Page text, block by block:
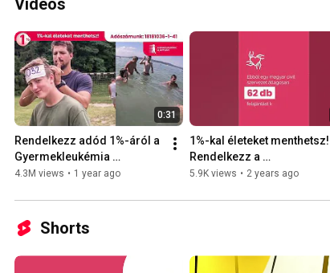
Videos
0:31
Rendelkezz adód 1%-áról a
Gyermekleukémia
Alapítvány számára! 💗
4.3M views • 1 year ago
1%-kal életeket menthetsz!
Rendelkezz a
Gyermekleukémia
5.9K views • 2 years ago
Shorts